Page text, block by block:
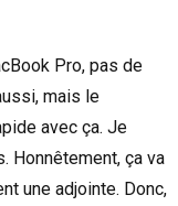
Pro, pas de
mais le
avec ça. Je
Honnêtement, ça va
une adjointe. Donc,